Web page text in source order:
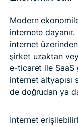
Modern
internete
internet
şirket uzaktan
e-ticaret ile SaaS
internet altyapısı
de doğrudan ya
İnternet